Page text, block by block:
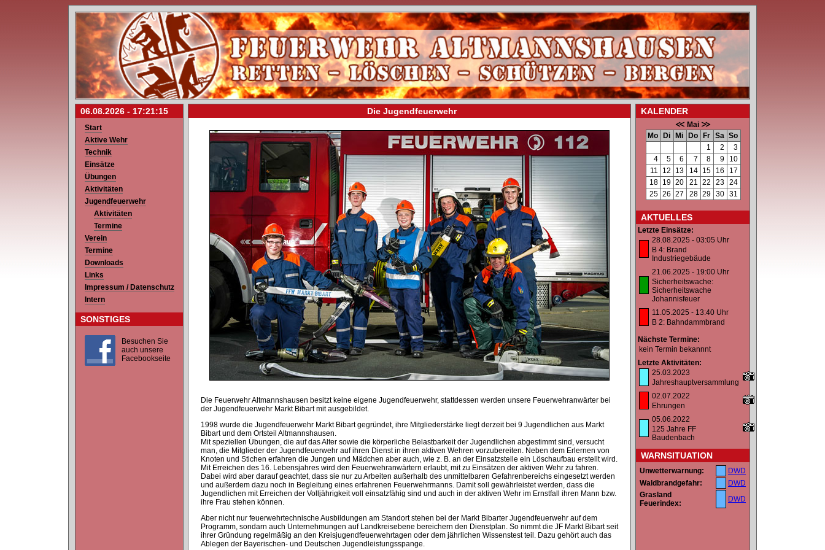
06.08.2026 - 17:21:15
Start
Aktive Wehr
Technik
Einsätze
Übungen
Aktivitäten
Jugendfeuerwehr
Aktivitäten
Termine
Verein
Termine
Downloads
Links
Impressum / Datenschutz
Intern
SONSTIGES
Besuchen Sie
auch unsere
Facebookseite
Die Jugendfeuerwehr
Die Feuerwehr Altmannshausen besitzt keine eigene Jugendfeuerwehr, stattdessen werden unsere Feuerwehranwärter bei
der Jugendfeuerwehr Markt Bibart mit ausgebildet.
1998 wurde die Jugendfeuerwehr Markt Bibart gegründet, ihre Mitgliederstärke liegt derzeit bei 9 Jugendlichen aus Markt
Bibart und dem Ortsteil Altmannshausen.
Mit speziellen Übungen, die auf das Alter sowie die körperliche Belastbarkeit der Jugendlichen abgestimmt sind, versucht
man, die Mitglieder der Jugendfeuerwehr auf ihren Dienst in ihren aktiven Wehren vorzubereiten. Neben dem Erlernen von
Knoten und Stichen erfahren die Jungen und Mädchen aber auch, wie z. B. an der Einsatzstelle ein Löschaufbau erstellt wird.
Mit Erreichen des 16. Lebensjahres wird den Feuerwehranwärtern erlaubt, mit zu Einsätzen der aktiven Wehr zu fahren.
Dabei wird aber darauf geachtet, dass sie nur zu Arbeiten außerhalb des unmittelbaren Gefahrenbereichs eingesetzt werden
und außerdem dazu noch in Begleitung eines erfahrenen Feuerwehrmanns. Damit soll gewährleistet werden, dass die
Jugendlichen mit Erreichen der Volljährigkeit voll einsatzfähig sind und auch in der aktiven Wehr im Ernstfall ihren Mann bzw.
ihre Frau stehen können.
Aber nicht nur feuerwehrtechnische Ausbildungen am Standort stehen bei der Markt Bibarter Jugendfeuerwehr auf dem
Programm, sondarn auch Unternehmungen auf Landkreisebene bereichern den Dienstplan. So nimmt die JF Markt Bibart seit
ihrer Gründung regelmäßig an den Kreisjugendfeuerwehrtagen oder dem jährlichen Wissenstest teil. Dazu gehört auch das
Ablegen der Bayerischen- und Deutschen Jugendleistungsspange.
KALENDER
Mai
Mo
Di Mi Do Fr Sa So
1
2
3
4
5 6 7 8 9
10
11
12 13 14 15 16
17
18
19 20 21 22 23
24
25 26 27 28 29 30 31
AKTUELLES
Letzte Einsätze:
28.08.2025 - 03:05 Uhr
B 4: Brand
Industriegebäude
21.06.2025 - 19:00 Uhr
Sicherheitswache:
Sicherheitswache
Johannisfeuer
11.05.2025 - 13:40 Uhr
B 2: Bahndammbrand
Nächste Termine:
kein Termin bekannnt
Letzte Aktivitäten:
25.03.2023
Jahreshauptversammlung
02.07.2022
Ehrungen
05.06.2022
125 Jahre FF
Baudenbach
WARNSITUATION
Unwetterwarnung:
DWD
Waldbrandgefahr:
DWD
Grasland
Feuerindex:
DWD